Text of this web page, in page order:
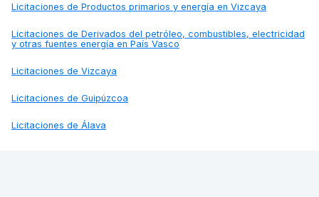
Licitaciones de Productos primarios y energía en Vizcaya
Licitaciones de Derivados del petróleo, combustibles, electricidad
y otras fuentes energía en País Vasco
Licitaciones de Vizcaya
Licitaciones de Guipúzcoa
Licitaciones de Álava